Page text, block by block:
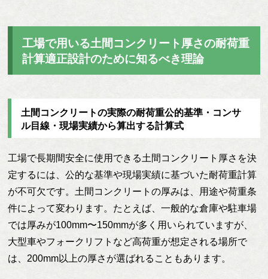
工場で用いる土間コンクリート厚さの耐荷重
計算適正設計のために知るべき理論
土間コンクリートの実際の耐荷重公的基準・コンサ
ル目線・現場実績から算出する計算式
工場で長期間安全に使用できる土間コンクリート厚さを決
定するには、公的な基準や現場実績に基づいた耐荷重計算
が不可欠です。土間コンクリートの厚みは、用途や荷重条
件によって変わります。たとえば、一般的な倉庫や駐車場
では厚みが100mm〜150mmが多く用いられていますが、
大型車やフォークリフトなど高荷重が想定される場所で
は、200mm以上の厚さが選ばれることもあります。